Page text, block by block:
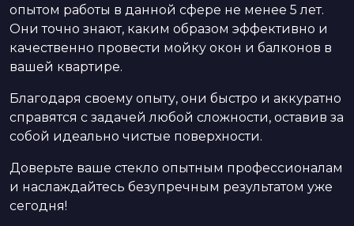
опытом работы в данной сфере не менее 5 лет.
Они точно знают, каким образом эффективно и
качественно провести мойку окон и балконов в
вашей квартире.
Благодаря своему опыту, они быстро и аккуратно
справятся с задачей любой сложности, оставив за
собой идеально чистые поверхности.
Доверьте ваше стекло опытным профессионалам
и наслаждайтесь безупречным результатом уже
сегодня!